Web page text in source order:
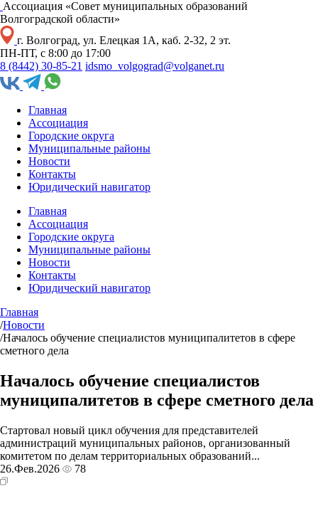
Ассоциация «Совет муниципальных образований
Волгоградской области»
г. Волгоград, ул. Елецкая 1А, каб. 2-32, 2 эт.
ПН-ПТ, с 8:00 до 17:00
8 (8442) 30-85-21 idsmo_volgograd@volganet.ru
Главная
Ассоциация
Городские округа
Муниципальные районы
Новости
Контакты
Юридический навигатор
Главная
Ассоциация
Городские округа
Муниципальные районы
Новости
Контакты
Юридический навигатор
Главная
/Новости
/Началось обучение специалистов муниципалитетов в сфере
сметного дела
Началось обучение специалистов
муниципалитетов в сфере сметного дела
Стартовал новый цикл обучения для представителей
администраций муниципальных районов, организованный
комитетом по делам территориальных образований...
26.Фев.2026
78